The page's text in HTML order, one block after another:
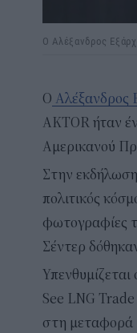
Ο Αλέξανδρος
Ο Αλέξανδρος
AKTOR ήταν
Αμερικανού
Στην
πολιτικός
φωτογραφίες
Σέντερ
See LNG
στη μεταφορά